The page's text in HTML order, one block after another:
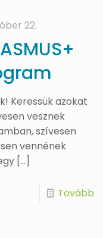
22.
Keressük azokat
vesznek
szívesen
vennének
[…]
Tovább